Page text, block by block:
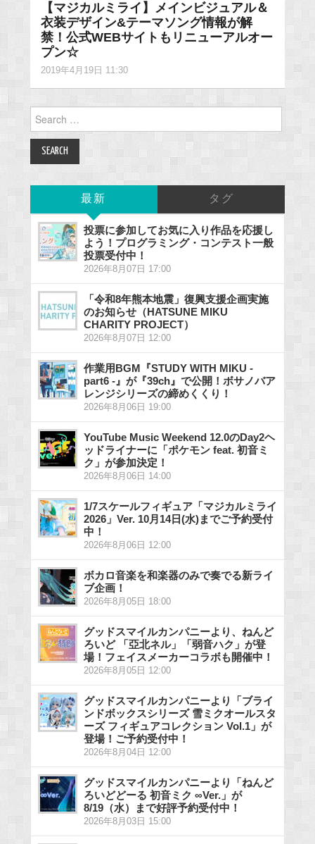
【マジカルミライ】メインビジュアル＆
衣装デザイン&テーマソング情報が解
禁！公式WEBサイトもリニューアルオー
プン☆
2019年4月19日 11:30
Search
for:
最新 タグ
投票に参加してお気に入り作品を応援し
よう！プログラミング・コンテスト一般
投票受付中！
2026年8月07日 17:00
「令和8年熊本地震」復興支援企画実施
のお知らせ（HATSUNE MIKU
CHARITY PROJECT）
2026年8月07日 12:00
作業用BGM『STUDY WITH MIKU -
part6 -』が『39ch』で公開！ボサノバア
レンジシリーズの締めくくり！
2026年8月06日 19:00
YouTube Music Weekend 12.0のDay2ヘ
ッドライナーに「ポケモン feat. 初音ミ
ク」が参加決定！
2026年8月06日 14:00
1/7スケールフィギュア「マジカルミライ
2026」Ver. 10月14日(水)までご予約受付
中！
2026年8月06日 12:00
ボカロ音楽を和楽器のみで奏でる新ライ
ブ企画！
2026年8月05日 18:00
グッドスマイルカンパニーより、ねんど
ろいど 「亞北ネル」「弱音ハク」が登
場！フェイスメーカーコラボも開催中！
2026年8月05日 12:00
グッドスマイルカンパニーより「ブライ
ンドボックスシリーズ 雪ミクオールスタ
ーズ フィギュアコレクション Vol.1」が
登場！ご予約受付中！
2026年8月04日 12:00
グッドスマイルカンパニーより「ねんど
ろいどどーる 初音ミク ∞Ver.」が
8/19（水）まで好評予約受付中！
2026年8月03日 15:00